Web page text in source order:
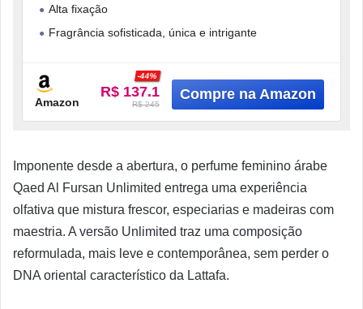
Alta fixação
Fragrância sofisticada, única e intrigante
composição
Amazon
R$ 137.1
-44%
R$ 245
Imponente desde a abertura, o perfume feminino árabe
Qaed Al Fursan Unlimited entrega uma experiência
olfativa que mistura frescor, especiarias e madeiras com
maestria. A versão Unlimited traz uma composição
reformulada, mais leve e contemporânea, sem perder o
DNA oriental característico da Lattafa.